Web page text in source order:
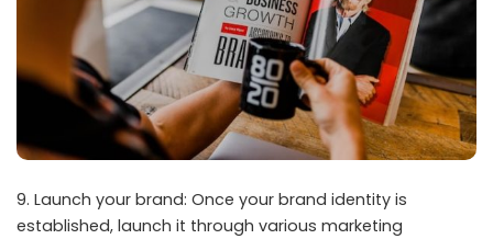
9. Launch your brand: Once your brand identity is
established, launch it through various marketing